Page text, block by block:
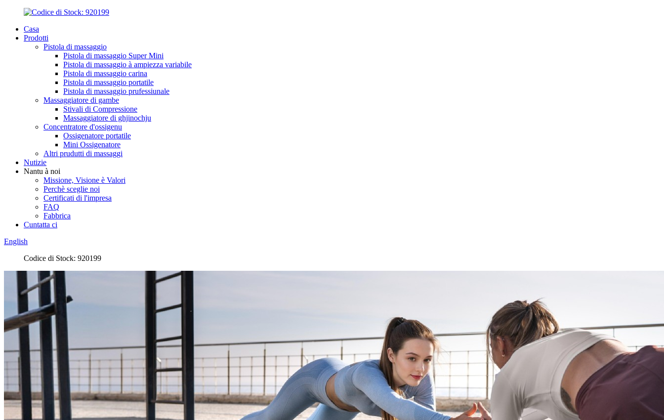
Casa
Prodotti
Pistola di massaggio
Pistola di massaggio Super Mini
Pistola di massaggio à ampiezza variabile
Pistola di massaggio carina
Pistola di massaggio portatile
Pistola di massaggio prufessiunale
Massaggiatore di gambe
Stivali di Compressione
Massaggiatore di ghjinochju
Concentratore d'ossigenu
Ossigenatore portatile
Mini Ossigenatore
Altri prudutti di massaggi
Nutizie
Nantu à noi
Missione, Visione è Valori
Perchè sceglie noi
Certificati di l'impresa
FAQ
Fabbrica
Cuntatta ci
English
Codice di Stock: 920199